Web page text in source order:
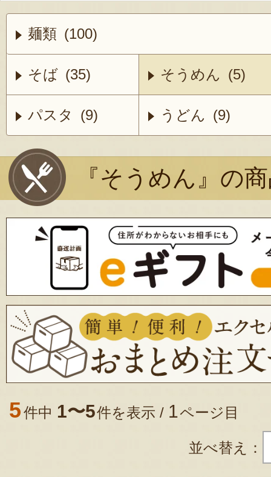
麺類 (100)
そば (35) そうめん (5)
パスタ (9) うどん (9)
『そうめん』の
5件中 1〜5件を表示 / 1ページ目
並べ替え：